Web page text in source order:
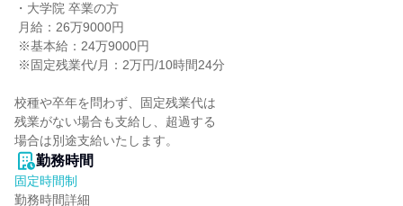
・大学院 卒業の方
校種や卒年を問わず、固定残業代は
残業がない場合も支給し、超過する
場合は別途支給いたします。
勤務時間
固定時間制
勤務時間詳細